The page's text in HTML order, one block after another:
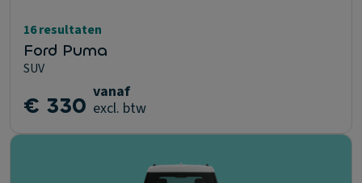
16 resultaten
Ford Puma
SUV
€ 330 vanaf
excl. btw